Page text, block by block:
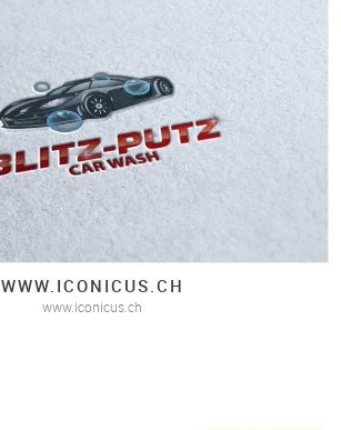
WWW. ICONICUS.CH
www.iconicus.ch